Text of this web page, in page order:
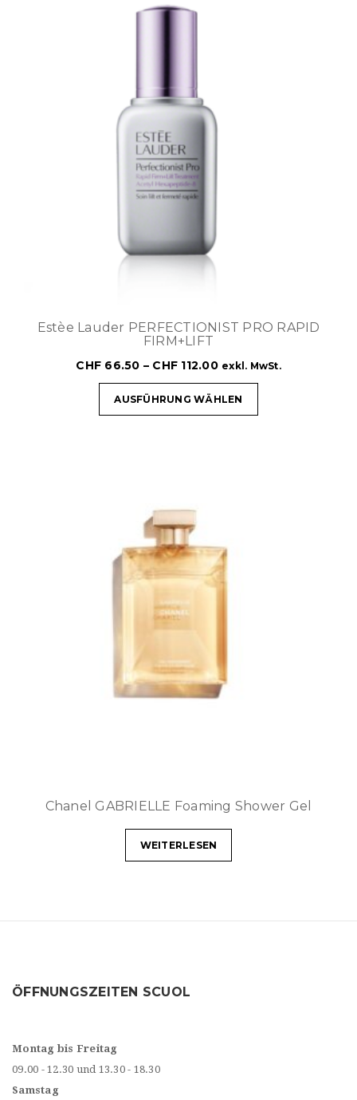
Estèe Lauder PERFECTIONIST PRO RAPID
FIRM+LIFT
CHF 66.50 – CHF 112.00 exkl. MwSt.
AUSFÜHRUNG WÄHLEN
Chanel GABRIELLE Foaming Shower Gel
WEITERLESEN
ÖFFNUNGSZEITEN SCUOL
Montag bis Freitag
09.00 - 12.30 und 13.30 - 18.30
Samstag